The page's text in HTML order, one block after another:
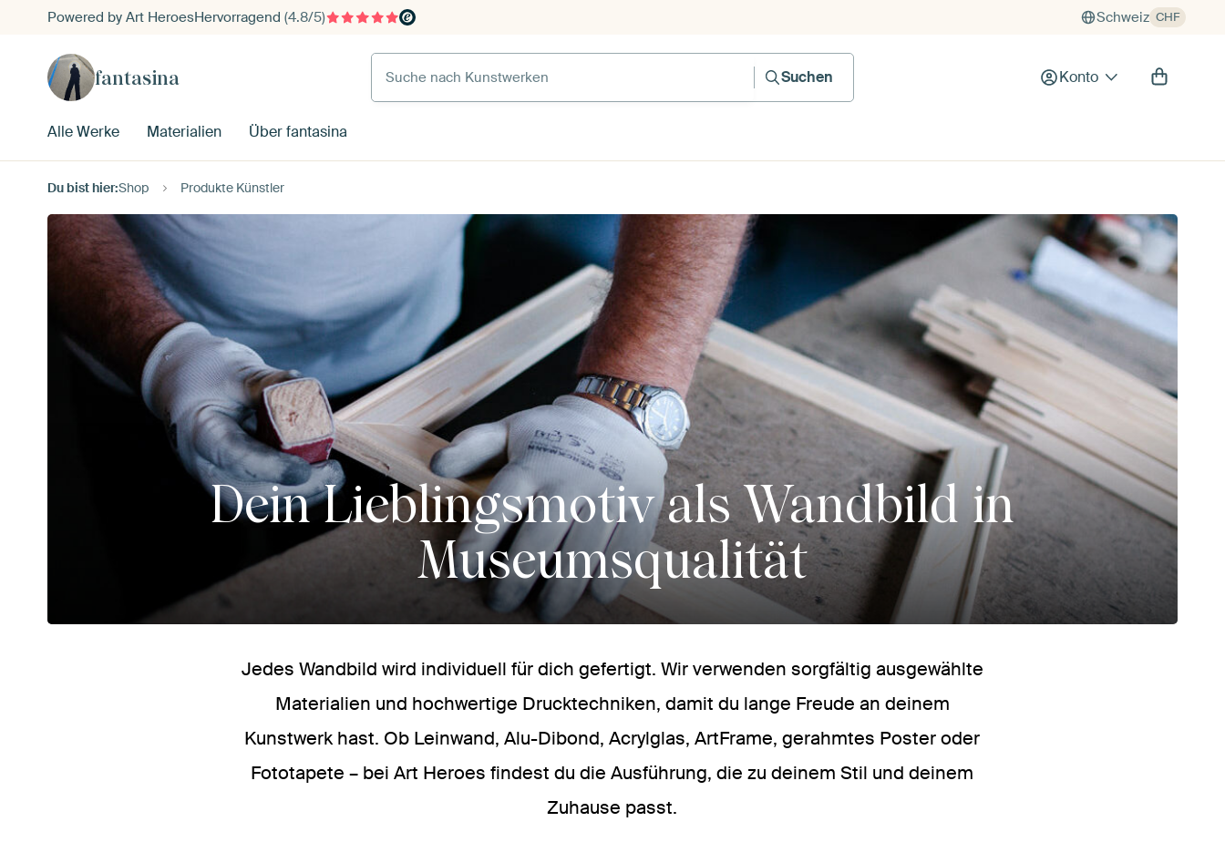
Powered by Art HeroesHervorragend (4.8/5) Schweiz CHF
fantasina
Suche nach Kunstwerken
Suchen
Konto
Alle Werke Materialien Über fantasina
Du bist hier:Shop Produkte Künstler
Dein Lieblingsmotiv als Wandbild in
Museumsqualität
Jedes Wandbild wird individuell für dich gefertigt. Wir verwenden sorgfältig ausgewählte
Materialien und hochwertige Drucktechniken, damit du lange Freude an deinem
Kunstwerk hast. Ob Leinwand, Alu-Dibond, Acrylglas, ArtFrame, gerahmtes Poster oder
Fototapete – bei Art Heroes findest du die Ausführung, die zu deinem Stil und deinem
Zuhause passt.